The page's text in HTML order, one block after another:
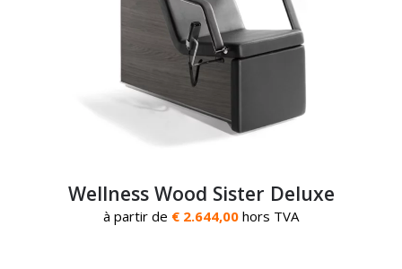
Wellness Wood Sister Deluxe
à partir de € 2.644,00 hors TVA